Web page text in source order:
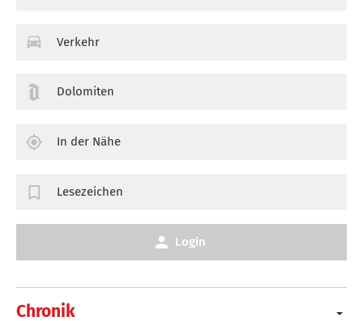
Chronik
Verkehr
Dolomiten
In der Nähe
Lesezeichen
Login